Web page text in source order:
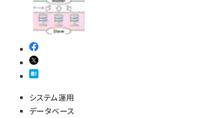
システム運用
データベース